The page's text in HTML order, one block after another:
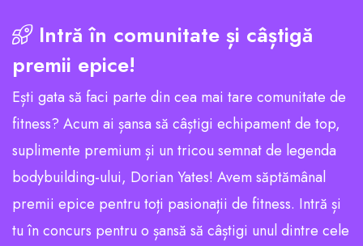
Intră în comunitate și câștigă
premii epice!
Ești gata să faci parte din cea mai tare comunitate de
fitness? Acum ai șansa să câștigi echipament de top,
suplimente premium și un tricou semnat de legenda
bodybuilding-ului, Dorian Yates! Avem săptămânal
premii epice pentru toți pasionații de fitness. Intră și
tu în concurs pentru o șansă să câștigi unul dintre cele